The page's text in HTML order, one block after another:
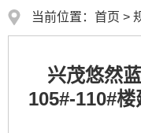
当前位置： 首页 >
兴茂悠然
105#-110#